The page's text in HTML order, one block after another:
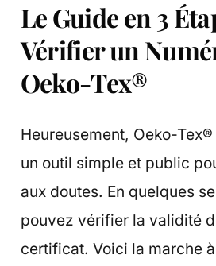
Le Guide en 3
Vérifier un
Oeko-Tex®
Heureusement, Oeko-
un outil simple et public
aux doutes. En quelques
pouvez vérifier la validité
certificat. Voici la marche